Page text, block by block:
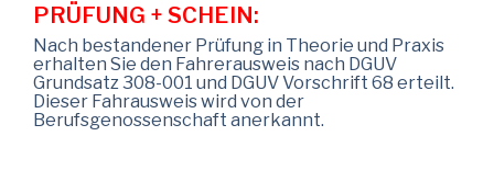
PRÜFUNG + SCHEIN:
Nach bestandener Prüfung in Theorie und Praxis
erhalten Sie den Fahrerausweis nach DGUV
Grundsatz 308-001 und DGUV Vorschrift 68 erteilt.
Dieser Fahrausweis wird von der
Berufsgenossenschaft anerkannt.